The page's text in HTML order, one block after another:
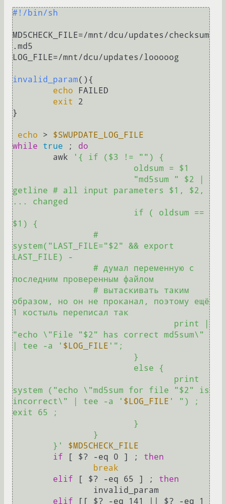
#!/bin/sh
MD5CHECK_FILE=/mnt/dcu/updates/checksum
.md5
LOG_FILE=/mnt/dcu/updates/looooog
invalid_param(){
echo FAILED
exit
2
}
echo > $SWUPDATE_LOG_FILE
while
true ; do
	awk
'{ if ($3 != "") {
getline # all input parameters $1, $2,
... changed
$1) {
system("LAST_FILE="$2" && export
LAST_FILE) -
последним проверенным файлом
образом, но он не проканал, поэтому ещё
1 костыль переписал так
"echo \"File "$2" has correct md5sum\"
| tee -a ' $LOG_FILE '";
system ("echo \"md5sum for file "$2" is
incorrect\" | tee -a ' $LOG_FILE ' ") ;
exit 65 ;
	}'
$MD5CHECK_FILE
if [ $? -eq 0 ] ; then
break
elif [ $? -eq 65 ] ; then
elif [[ $? -eq 141 || $? -eq 1